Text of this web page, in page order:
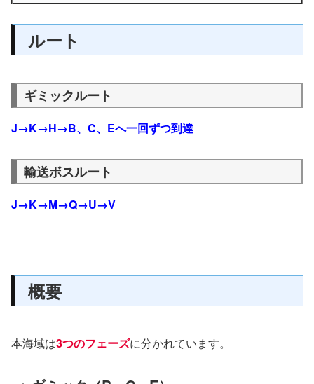
ルート
ギミックルート
J→K→H→B、C、Eへ一回ずつ到達
輸送ボスルート
J→K→M→Q→U→V
概要
本海域は3つのフェーズに分かれています。